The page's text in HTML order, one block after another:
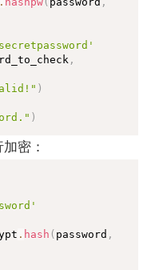
,
)
)
密：
. hash ( password ,